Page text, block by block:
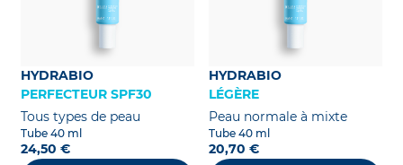
HYDRABIO
PERFECTEUR SPF30
Tous types de peau
Tube 40 ml
24,50 €
HYDRABIO
LÉGÈRE
Peau normale à mixte
Tube 40 ml
20,70 €